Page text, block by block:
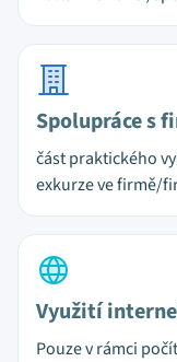
Spolupráce s
část praktického
exkurze ve firmě/
Využití
Pouze v rámci